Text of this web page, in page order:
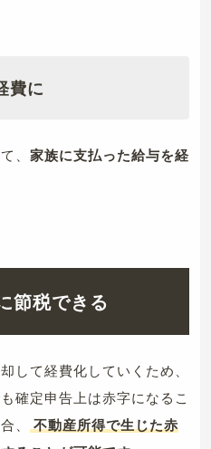
費に
、 家族に支払った給与を経
節税できる
して経費化していくため、
確定申告上は赤字になるこ
、
不動産所得で生じた赤